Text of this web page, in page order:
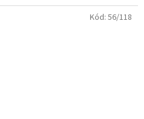
Kód: 56/118